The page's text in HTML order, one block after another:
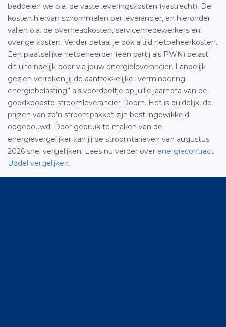
bedoelen we o.a. de vaste leveringskosten (vastrecht). De
kosten hiervan schommelen per leverancier, en hieronder
vallen o.a. de overheadkosten, servicemedewerkers en
overige kosten. Verder betaal je ook altijd netbeheerkosten.
Een plaatselijke netbeheerder (een partij als PWN) belast
dit uiteindelijk door via jouw energieleverancier. Landelijk
gezien verreken jij de aantrekkelijke “vermindering
energiebelasting” als voordeeltje op jullie jaarnota van de
goedkoopste stroomleverancier Doorn. Het is duidelijk, de
prijzen van zo’n stroompakket zijn best ingewikkeld
opgebouwd. Door gebruik te maken van de
energievergelijker kan jij de stroomtarieven van augustus
2026 snel vergelijken. Lees nu verder over energiecontract
Uddel vergelijken.